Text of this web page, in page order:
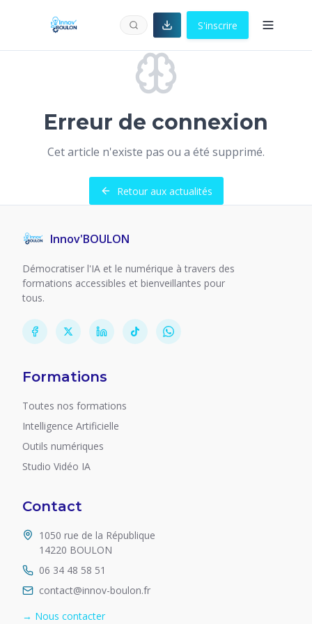
S'inscrire
Erreur de connexion
Cet article n'existe pas ou a été supprimé.
Retour aux actualités
Innov'BOULON
Démocratiser l'IA et le numérique à travers des
formations accessibles et bienveillantes pour
tous.
Formations
Toutes nos formations
Intelligence Artificielle
Outils numériques
Studio Vidéo IA
Contact
1050 rue de la République
14220 BOULON
06 34 48 58 51
contact@innov-boulon.fr
→ Nous contacter